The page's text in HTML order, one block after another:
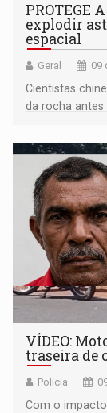
PROTEGE
explodir
espacial
Geral 09
Cientistas
da rocha
VÍDEO:
traseira de
Polícia
​Com o